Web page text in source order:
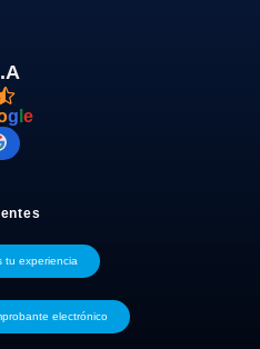
g e
tu experiencia
electrónico